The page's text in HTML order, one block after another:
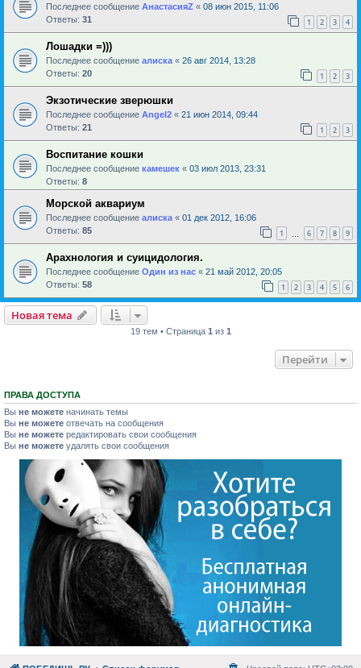
Последнее сообщение АнастасияZ « 08 июн 2015, 11:06
Ответы: 31 1 2 3 4
Лошадки =)))
Последнее сообщение алиска « 26 авг 2014, 13:28
Ответы: 20 1 2 3
Экзотические зверюшки
Последнее сообщение Angel2 « 21 июн 2014, 09:44
Ответы: 21 1 2 3
Воспитание кошки
Последнее сообщение камешек « 03 июл 2013, 23:31
Ответы: 8
Морской аквариум
Последнее сообщение алиска « 01 дек 2012, 16:06
Ответы: 85 1 6 7 8 9
Арахнология и суицидология.
Последнее сообщение Один из нас « 21 май 2012, 20:05
Ответы: 58 1 2 3 4 5 6
Новая тема
19 тем • Страница 1 из 1
Перейти
ПРАВА ДОСТУПА
Вы не можете начинать темы
Вы не можете отвечать на сообщения
Вы не можете редактировать свои сообщения
Вы не можете удалять свои сообщения